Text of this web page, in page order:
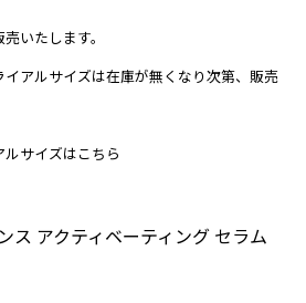
いたします。
アルサイズは在庫が無くなり次第、販売
ルサイズはこちら
ス アクティベーティング セラム